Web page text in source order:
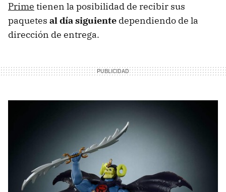
Prime tienen la posibilidad de recibir sus
paquetes al día siguiente dependiendo de la
dirección de entrega.